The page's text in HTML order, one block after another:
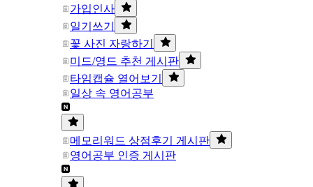
가입인사
일기쓰기
꽃 사진 자랑하기
미드/영드 추천 게시판
타임캡슐 열어보기
일상 속 영어공부
메모리워드 상점후기 게시판
영어공부 인증 게시판